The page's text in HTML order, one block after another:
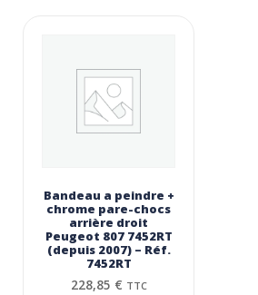
Bandeau a peindre +
chrome pare-chocs
arrière droit
Peugeot 807 7452RT
(depuis 2007) – Réf.
7452RT
228,85 € TTC